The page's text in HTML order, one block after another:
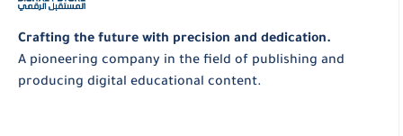
Crafting the future with precision and dedication.
A pioneering company in the field of publishing and
producing digital educational content.